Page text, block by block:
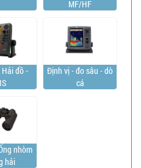
MF/HF
đồ -
Định vị - đo sâu - dò
cá
nhòm
hải